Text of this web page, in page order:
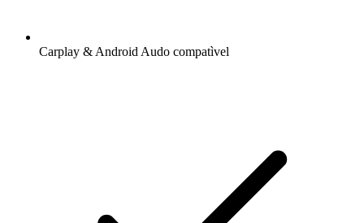
Carplay & Android Audo compatìvel